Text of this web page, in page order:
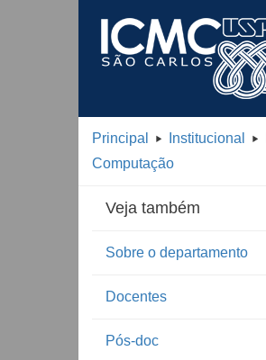
Principal Institucional
Computação
Veja também
Sobre o departamento
Docentes
Pós-doc